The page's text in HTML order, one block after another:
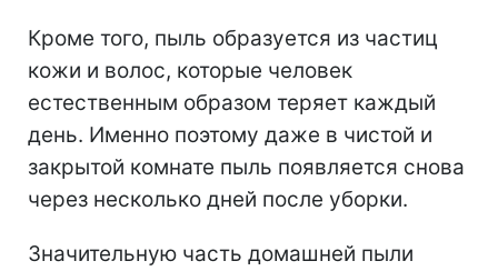
Кроме того, пыль образуется из частиц
кожи и волос, которые человек
естественным образом теряет каждый
день. Именно поэтому даже в чистой и
закрытой комнате пыль появляется снова
через несколько дней после уборки.
Значительную часть домашней пыли